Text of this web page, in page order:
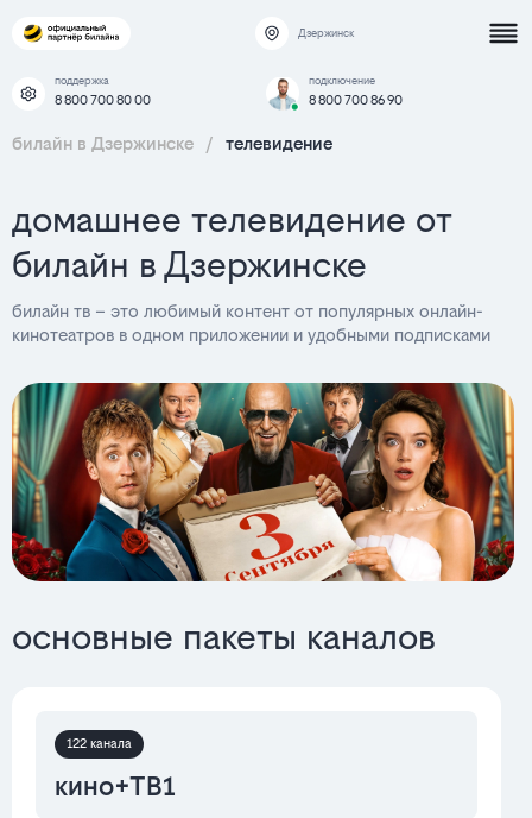
Дзержинск
поддержка
8 800 700 80 00
подключение
8 800 700 86 90
билайн в Дзержинске / телевидение
домашнее телевидение от
билайн в Дзержинске
билайн тв – это любимый контент от популярных онлайн-
кинотеатров в одном приложении и удобными подписками
основные пакеты каналов
122 канала
кино+ТВ1